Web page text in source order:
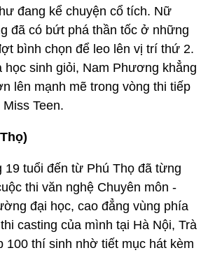
đang kể chuyện cổ tích. Nữ
đã có bứt phá thần tốc ở những
bình chọn để leo lên vị trí thứ 2.
học sinh giỏi, Nam Phương khẳng
lên mạnh mẽ trong vòng thi tiếp
Teen.
19 tuổi đến từ Phú Thọ đã từng
thi văn nghệ Chuyên môn -
đại học, cao đẳng vùng phía
casting của mình tại Hà Nội, Trà
100 thí sinh nhờ tiết mục hát kèm